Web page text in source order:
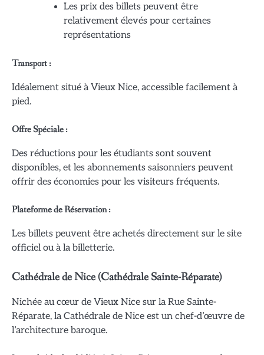
Les prix des billets peuvent être
relativement élevés pour certaines
représentations
Transport :
Idéalement situé à Vieux Nice, accessible facilement à
pied.
Offre Spéciale :
Des réductions pour les étudiants sont souvent
disponibles, et les abonnements saisonniers peuvent
offrir des économies pour les visiteurs fréquents.
Plateforme de Réservation :
Les billets peuvent être achetés directement sur le site
officiel ou à la billetterie.
Cathédrale de Nice (Cathédrale Sainte-Réparate)
Nichée au cœur de Vieux Nice sur la Rue Sainte-
Réparate, la Cathédrale de Nice est un chef-d’œuvre de
l’architecture baroque.